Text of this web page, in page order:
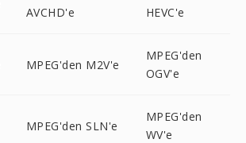
AVCHD'e
HEVC'e
MPEG'den M2V'e
MPEG'den
OGV'e
MPEG'den SLN'e
MPEG'den
WV'e